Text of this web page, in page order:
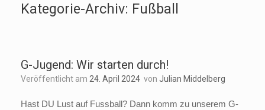
Kategorie-Archiv: Fußball
G-Jugend: Wir starten durch!
Veröffentlicht am 24. April 2024 von Julian Middelberg
Hast DU Lust auf Fussball? Dann komm zu unserem G-